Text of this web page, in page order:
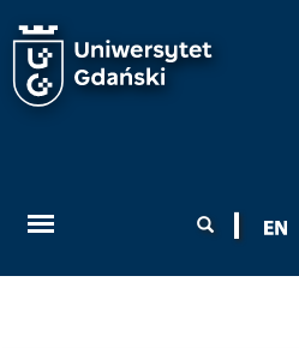
wyszukiwania